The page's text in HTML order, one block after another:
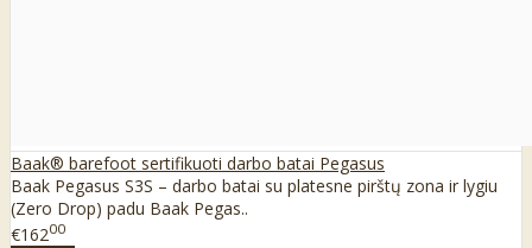
Baak® barefoot sertifikuoti darbo batai Pegasus
Baak Pegasus S3S – darbo batai su platesne pirštų zona ir lygiu
(Zero Drop) padu Baak Pegas..
€16200